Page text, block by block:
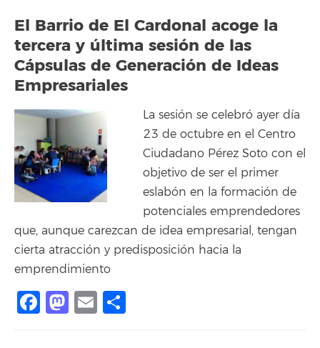
El Barrio de El Cardonal acoge la
tercera y última sesión de las
Cápsulas de Generación de Ideas
Empresariales
La sesión se celebró ayer día
23 de octubre en el Centro
Ciudadano Pérez Soto con el
objetivo de ser el primer
eslabón en la formación de
potenciales emprendedores
que, aunque carezcan de idea empresarial, tengan
cierta atracción y predisposición hacia la
emprendimiento
Facebook
Mastodon
Email